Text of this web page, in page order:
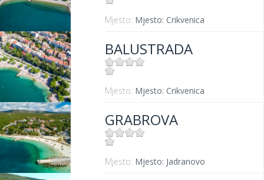
Mjesto: Mjesto: Crikvenica
BALUSTRADA
Mjesto: Mjesto: Crikvenica
GRABROVA
Mjesto: Mjesto: Jadranovo